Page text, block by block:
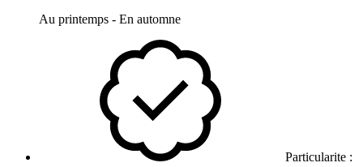
Au printemps - En automne
Particularite :